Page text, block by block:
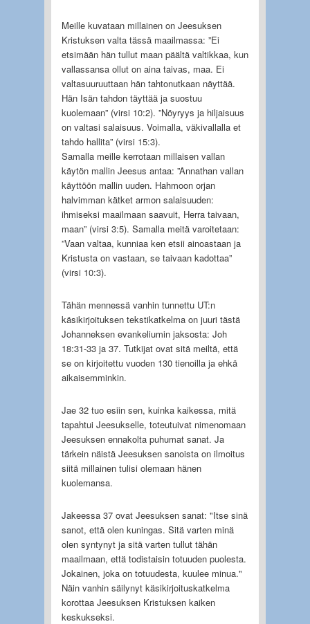
Meille kuvataan millainen on Jeesuksen
Kristuksen valta tässä maailmassa: ”Ei
etsimään hän tullut maan päältä valtikkaa, kun
vallassansa ollut on aina taivas, maa. Ei
valtasuuruuttaan hän tahtonutkaan näyttää.
Hän Isän tahdon täyttää ja suostuu
kuolemaan” (virsi 10:2). ”Nöyryys ja hiljaisuus
on valtasi salaisuus. Voimalla, väkivallalla et
tahdo hallita” (virsi 15:3).
Samalla meille kerrotaan millaisen vallan
käytön mallin Jeesus antaa: ”Annathan vallan
käyttöön mallin uuden. Hahmoon orjan
halvimman kätket armon salaisuuden:
ihmiseksi maailmaan saavuit, Herra taivaan,
maan” (virsi 3:5). Samalla meitä varoitetaan:
”Vaan valtaa, kunniaa ken etsii ainoastaan ja
Kristusta on vastaan, se taivaan kadottaa”
(virsi 10:3).
Tähän mennessä vanhin tunnettu UT:n
käsikirjoituksen tekstikatkelma on juuri tästä
Johanneksen evankeliumin jaksosta: Joh
18:31-33 ja 37. Tutkijat ovat sitä meiltä, että
se on kirjoitettu vuoden 130 tienoilla ja ehkä
aikaisemminkin.
Jae 32 tuo esiin sen, kuinka kaikessa, mitä
tapahtui Jeesukselle, toteutuivat nimenomaan
Jeesuksen ennakolta puhumat sanat. Ja
tärkein näistä Jeesuksen sanoista on ilmoitus
siitä millainen tulisi olemaan hänen
kuolemansa.
Jakeessa 37 ovat Jeesuksen sanat: "Itse sinä
sanot, että olen kuningas. Sitä varten minä
olen syntynyt ja sitä varten tullut tähän
maailmaan, että todistaisin totuuden puolesta.
Jokainen, joka on totuudesta, kuulee minua."
Näin vanhin säilynyt käsikirjoituskatkelma
korottaa Jeesuksen Kristuksen kaiken
keskukseksi.